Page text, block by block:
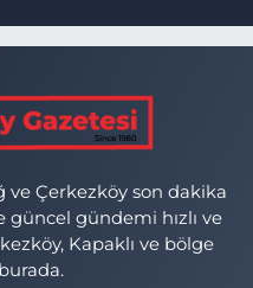
ve Çerkezköy son dakika
gündemi hızlı ve
Kapaklı ve bölge